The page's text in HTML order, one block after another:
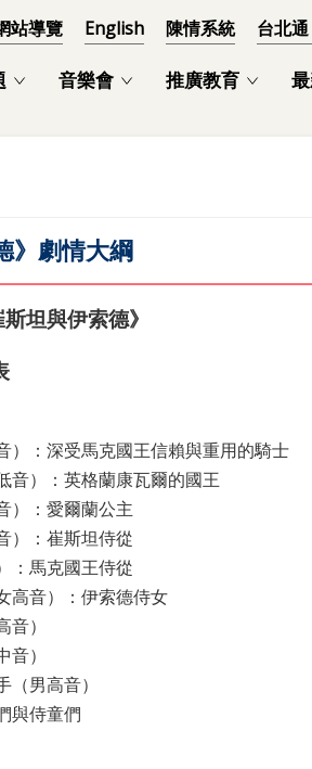
站導覽 English 陳情系統 台北
音樂會 推廣教育
》劇情大綱
斯坦與伊索德》
）：深受馬克國王信賴與重用的騎士
音）：英格蘭康瓦爾的國王
）：愛爾蘭公主
）：崔斯坦侍從
：馬克國王侍從
高音）：伊索德侍女
）
）
男高音）
與侍童們